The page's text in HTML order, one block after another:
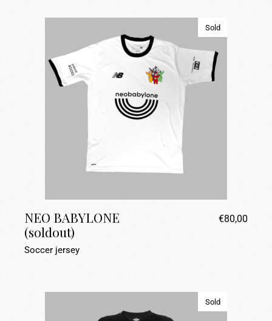
Sold
NEO BABYLONE
(soldout)
€80,00
Soccer jersey
Sold